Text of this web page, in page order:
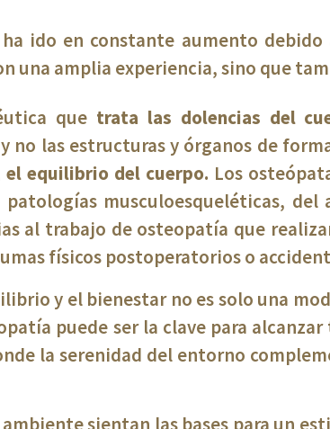
ido en constante aumento
una amplia experiencia, sino que
que trata las dolencias del
no las estructuras y órganos de
el equilibrio del cuerpo. Los
musculoesqueléticas,
al trabajo de osteopatía que
físicos postoperatorios o
y el bienestar no es solo una
puede ser la clave para
la serenidad del entorno
sientan las bases para un